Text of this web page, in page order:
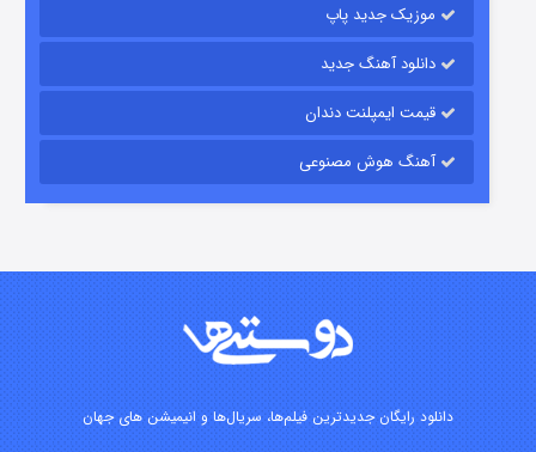
قسمت۲ (دوبله) منتشر شد
موزیک جدید پاپ
دانلود آهنگ جدید
قیمت ایمپلنت دندان
آهنگ هوش مصنوعی
دانلود رایگان جدیدترین فیلم‌ها، سریال‌ها و انیمیشن های جهان